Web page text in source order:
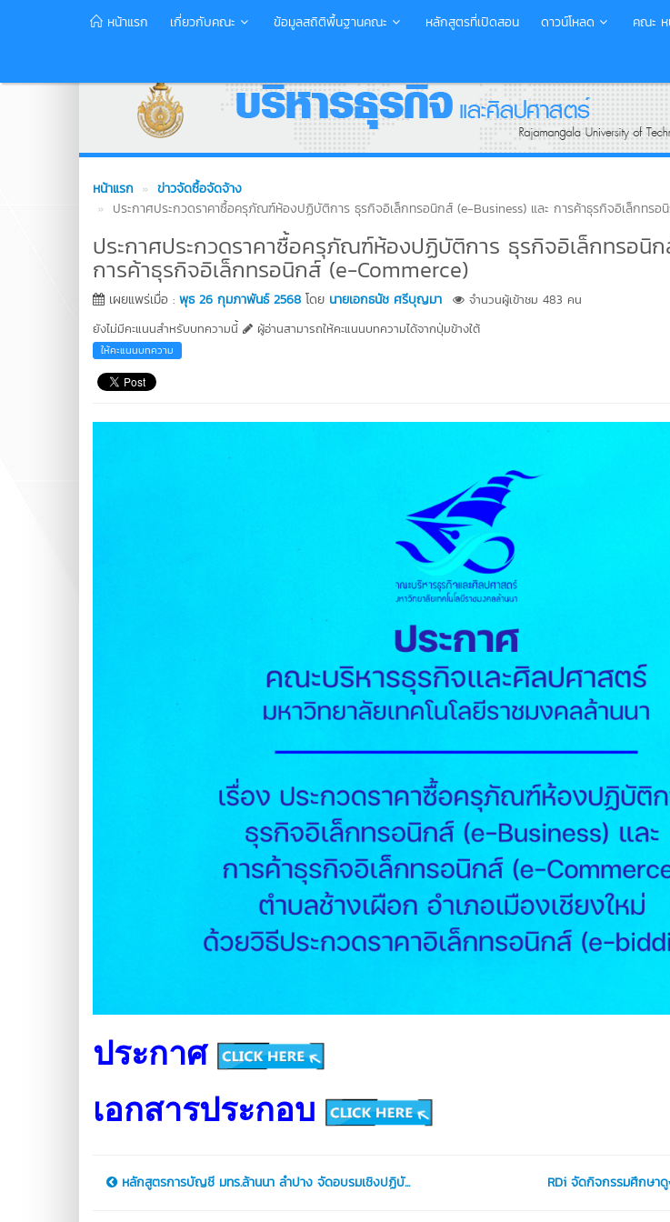
หน้าแรก เกี่ยวกับคณะ ข้อมูลสถิติพื้นฐานคณะ หลักสูตรที่เปิดสอน ดาวน์โหลด คณะ ห
หน้าแรก
ข่าวจัดซื้อจัดจ้าง
ประกาศประกวดราคาซื้อครุภัณฑ์ห้องปฏิบัติการ ธุรกิจอิเล็กทรอนิกส์ (e-Business) และ การค้าธุรกิจอิเล็กทรอ
ประกาศประกวดราคาซื้อครุภัณฑ์ห้องปฏิบัติการ ธุรกิจอิเล็กทรอนิ
การค้าธุรกิจอิเล็กทรอนิกส์ (e-Commerce)
เผยแพร่เมื่อ : พุธ 26 กุมภาพันธ์ 2568 โดย นายเอกธนัช ศรีบุญมา
จำนวนผู้เข้าชม 483 คน
ยังไม่มีคะแนนสำหรับบทความนี้
ผู้อ่านสามารถให้คะแนนบทความได้จากปุ่มข้างใต้
ให้คะแนนบทความ
ประกาศ
เอกสารประกอบ
หลักสูตรการบัญชี มทร.ล้านนา ลำปาง จัดอบรมเชิงปฏิบั... RDi จัดกิจกรรมศึกษาดู